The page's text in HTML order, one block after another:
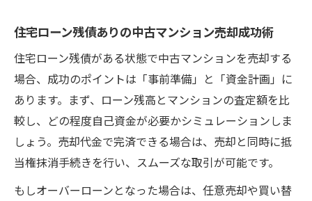
住宅ローン残債ありの中古マンション売却成功術
住宅ローン残債がある状態で中古マンションを売却する
場合、成功のポイントは「事前準備」と「資金計画」に
あります。まず、ローン残高とマンションの査定額を比
較し、どの程度自己資金が必要かシミュレーションしま
しょう。売却代金で完済できる場合は、売却と同時に抵
当権抹消手続きを行い、スムーズな取引が可能です。
もしオーバーローンとなった場合は、任意売却や買い替